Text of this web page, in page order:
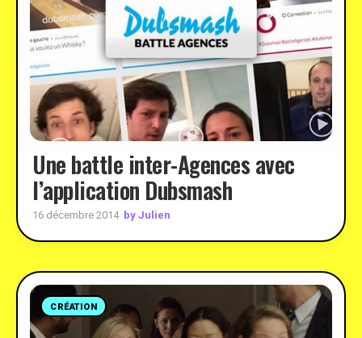
Une battle inter-Agences avec
l’application Dubsmash
16 décembre 2014 by Julien
CRÉATION